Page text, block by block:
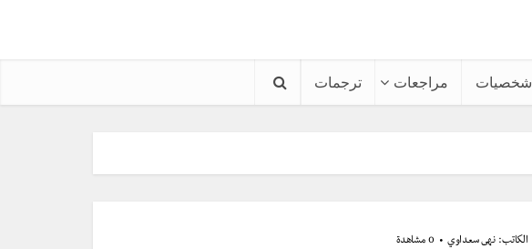
شخصيات مراجعات ترجمات
الكاتب:نهى سعداوي 0 مشاهدة